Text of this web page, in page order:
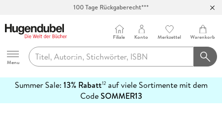
100 Tage Rückgaberecht***
Hugendubel
Menu
Filiale Konto Merkzettel Warenkorb
Summer Sale: 13% Rabatt12auf viele Sortimente mit dem
CodeSOMMER13
erfahren